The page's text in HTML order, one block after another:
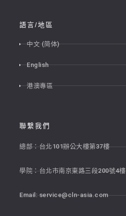
語言/地區
中文 (简体)
English
港澳專區
聯繫我們
總部：台北101辦公大樓第37樓
學院：台北市南京東路三段200號4樓
Email:service@cln-asia.com